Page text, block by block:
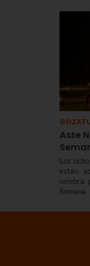
cada
Elkano,
Aste
Los
están
celebra
fiestas,